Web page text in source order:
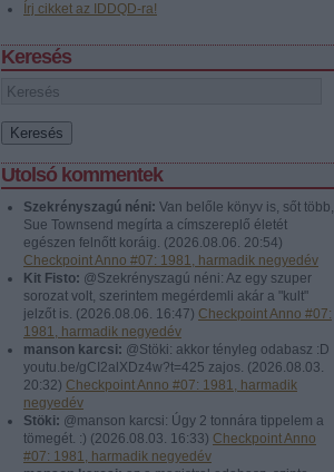
Írj cikket az IDDQD-ra!
Keresés
Utolsó kommentek
Szekrényszagú néni: Van belőle könyv is, sőt több,
Sue Townsend megírta a címszereplő életét
egészen felnőtt koráig. (2026.08.06. 20:54)
Checkpoint Anno #07: 1981, harmadik negyedév
Kit Fisto: @Szekrényszagú néni: Az egy szuper
sorozat volt, szerintem megérdemli akár a "kult"
jelzőt is. (2026.08.06. 16:47) Checkpoint Anno #07:
1981, harmadik negyedév
manson karcsi: @Stöki: akkor tényleg odabasz :D
youtu.be/gCI2alXDz4w?t=425 zajos. (2026.08.03.
20:32) Checkpoint Anno #07: 1981, harmadik
negyedév
Stöki: @manson karcsi: Úgy 2 tonnára tippelem a
tömegét. :) (2026.08.03. 16:33) Checkpoint Anno
#07: 1981, harmadik negyedév